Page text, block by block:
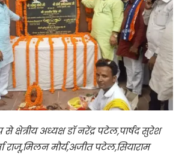
क्षेत्रीय अध्यक्ष डॉ नरेंद्र पटेल,पार्षद सुरेश
राजू,मिलन मौर्य,अजीत पटेल,सियाराम